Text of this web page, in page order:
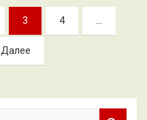
3 4 …
Далее